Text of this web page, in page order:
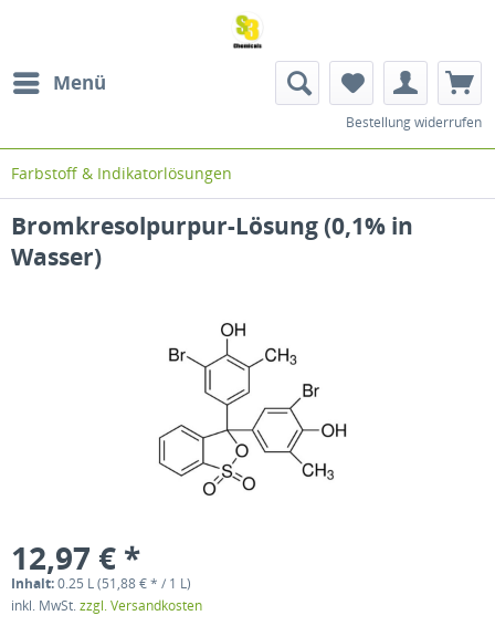
Menü
Bestellung widerrufen
Farbstoff & Indikatorlösungen
Bromkresolpurpur-Lösung (0,1% in
Wasser)
12,97 € *
Inhalt:0.25 L (51,88 € * / 1 L)
inkl. MwSt.zzgl. Versandkosten